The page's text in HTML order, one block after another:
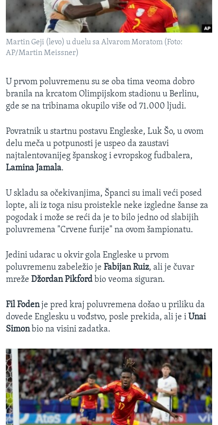
Martin Geji (levo) u duelu sa Alvarom Moratom (Foto:
AP/Martin Meissner)
U prvom poluvremenu su se oba tima veoma dobro
branila na krcatom Olimpijskom stadionu u Berlinu,
gde se na tribinama okupilo više od 71.000 ljudi.
Povratnik u startnu postavu Engleske, Luk Šo, u ovom
delu meča u potpunosti je uspeo da zaustavi
najtalentovanijeg španskog i evropskog fudbalera,
Lamina Jamala.
U skladu sa očekivanjima, Španci su imali veći posed
lopte, ali iz toga nisu proistekle neke izgledne šanse za
pogodak i može se reći da je to bilo jedno od slabijih
poluvremena "Crvene furije" na ovom šampionatu.
Jedini udarac u okvir gola Engleske u prvom
poluvremenu zabeležio je Fabijan Ruiz, ali je čuvar
mreže Džordan Pikford bio veoma siguran.
Fil Fodenje pred kraj poluvremena došao u priliku da
dovede Englesku u vođstvo, posle prekida, ali je i Unai
Simon bio na visini zadatka.